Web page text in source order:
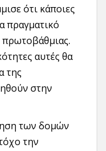
ότι κάποιες
πραγματικό
πρωτοβάθμιας.
αυτές θα
της
στην
των δομών
την